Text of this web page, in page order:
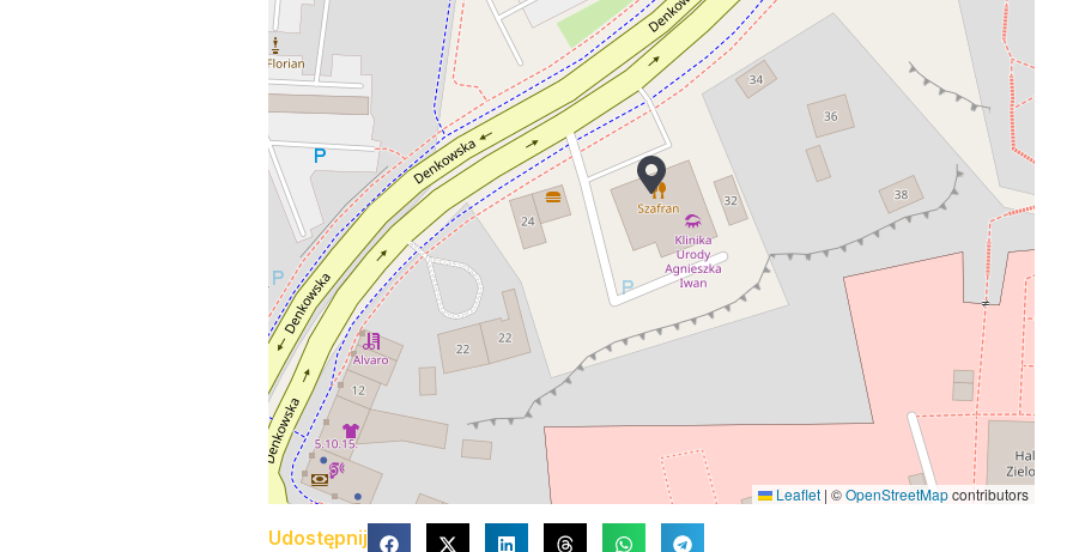
Leaflet | ©OpenStreetMapcontributors
Udostępnij